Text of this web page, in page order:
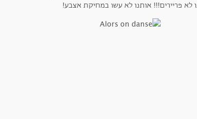
פריירים!!! אותנו לא עשו במחיקת אצבע!